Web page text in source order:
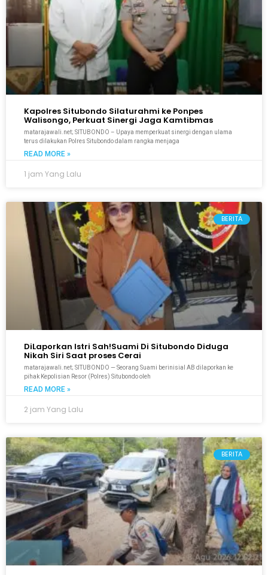
Kapolres Situbondo Silaturahmi ke Ponpes
Walisongo, Perkuat Sinergi Jaga Kamtibmas
matarajawali.net; SITUBONDO – Upaya memperkuat sinergi dengan ulama
terus dilakukan Polres Situbondo dalam rangka menjaga
READ MORE »
1 jam Yang Lalu
BERITA
DiLaporkan Istri Sah!Suami Di Situbondo Diduga
Nikah Siri Saat proses Cerai
matarajawali.net; SITUBONDO — Seorang Suami berinisial AB dilaporkan ke
pihak Kepolisian Resor (Polres) Situbondo oleh
READ MORE »
2 jam Yang Lalu
BERITA